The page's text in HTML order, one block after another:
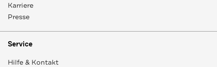
Karriere
Presse
Service
Hilfe & Kontakt